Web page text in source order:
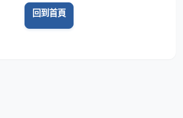
回到首頁